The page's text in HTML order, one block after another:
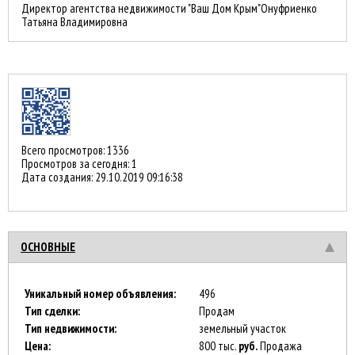
Директор агентства недвижимости "Ваш Дом Крым"Онуфриенко
Татьяна Владимировна
Всего просмотров: 1336
Просмотров за сегодня: 1
Дата создания: 29.10.2019 09:16:38
ОСНОВНЫЕ
Уникальный номер объявления:
496
Тип сделки:
Продам
Тип недвижимости:
земельный участок
Цена:
800 тыс. руб.Продажа